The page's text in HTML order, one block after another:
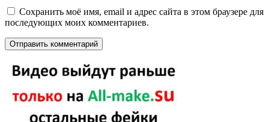
Сохранить моё имя, email и адрес сайта в этом браузере для
последующих моих комментариев.